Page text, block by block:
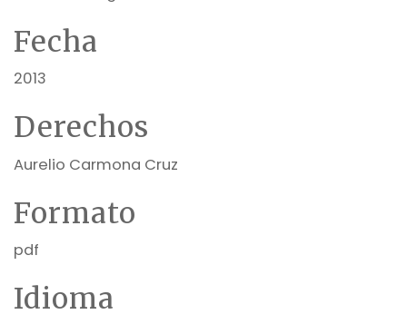
Fecha
2013
Derechos
Aurelio Carmona Cruz
Formato
pdf
Idioma